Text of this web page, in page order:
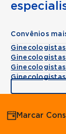
Convênios
Marcar